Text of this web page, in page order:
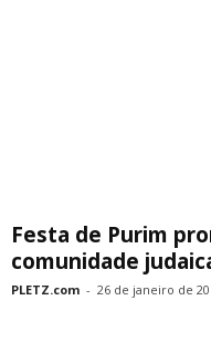
Festa de Purim
comunidade
PLETZ.com - 26 de janeiro de